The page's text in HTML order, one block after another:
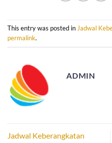
This entry was posted inJadwal
permalink.
ADMIN
Jadwal Keberangkatan